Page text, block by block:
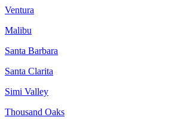
Ventura
Malibu
Santa Barbara
Santa Clarita
Simi Valley
Thousand Oaks